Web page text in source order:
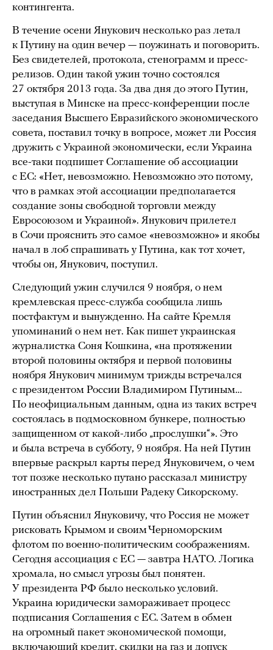
контингента.
В течение осени Янукович несколько раз летал
к Путину на один вечер — поужинать и поговорить.
Без свидетелей, протокола, стенограмм и пресс-
релизов. Один такой ужин точно состоялся
27 октября 2013 года. За два дня до этого Путин,
выступая в Минске на пресс-конференции после
заседания Высшего Евразийского экономического
совета, поставил точку в вопросе, может ли Россия
дружить с Украиной экономически, если Украина
все-таки подпишет Соглашение об ассоциации
с ЕС: «Нет, невозможно. Невозможно это потому,
что в рамках этой ассоциации предполагается
создание зоны свободной торговли между
Евросоюзом и Украиной». Янукович прилетел
в Сочи прояснить это самое «невозможно» и якобы
начал в лоб спрашивать у Путина, как тот хочет,
чтобы он, Янукович, поступил.
Следующий ужин случился 9 ноября, о нем
кремлевская пресс-служба сообщила лишь
постфактум и вынужденно. На сайте Кремля
упоминаний о нем нет. Как пишет украинская
журналистка Соня Кошкина, «на протяжении
второй половины октября и первой половины
ноября Янукович минимум трижды встречался
с президентом России Владимиром Путиным…
По неофициальным данным, одна из таких встреч
состоялась в подмосковном бункере, полностью
защищенном от какой-либо „прослушки“». Это
и была встреча в субботу, 9 ноября. На ней Путин
впервые раскрыл карты перед Януковичем, о чем
тот позже несколько путано рассказал министру
иностранных дел Польши Радеку Сикорскому.
Путин объяснил Януковичу, что Россия не может
рисковать Крымом и своим Черноморским
флотом по военно-политическим соображениям.
Сегодня ассоциация с ЕС — завтра НАТО. Логика
хромала, но смысл угрозы был понятен.
У президента РФ было несколько условий.
Украина юридически замораживает процесс
подписания Соглашения с ЕС. Затем в обмен
на огромный пакет экономической помощи,
включающий кредит, скидки на газ и допуск